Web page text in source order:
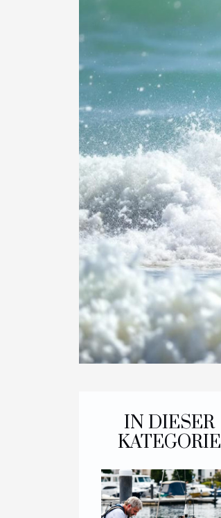
IN DIESER
KATEGORIE